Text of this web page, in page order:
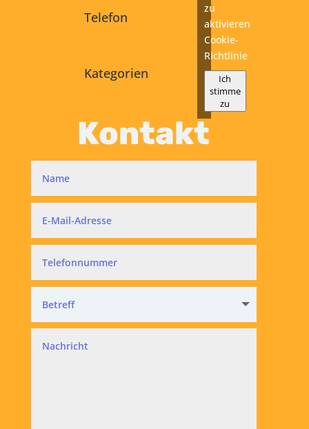
Telefon
Kategorien
zu
aktivieren
Cookie-
Richtlinie
Ich
stimme
zu
Kontakt